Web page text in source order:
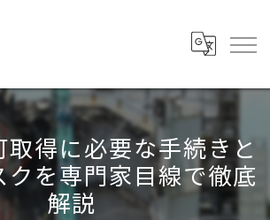
得に必要な手続きと
クを専門家目線で徹底
解説